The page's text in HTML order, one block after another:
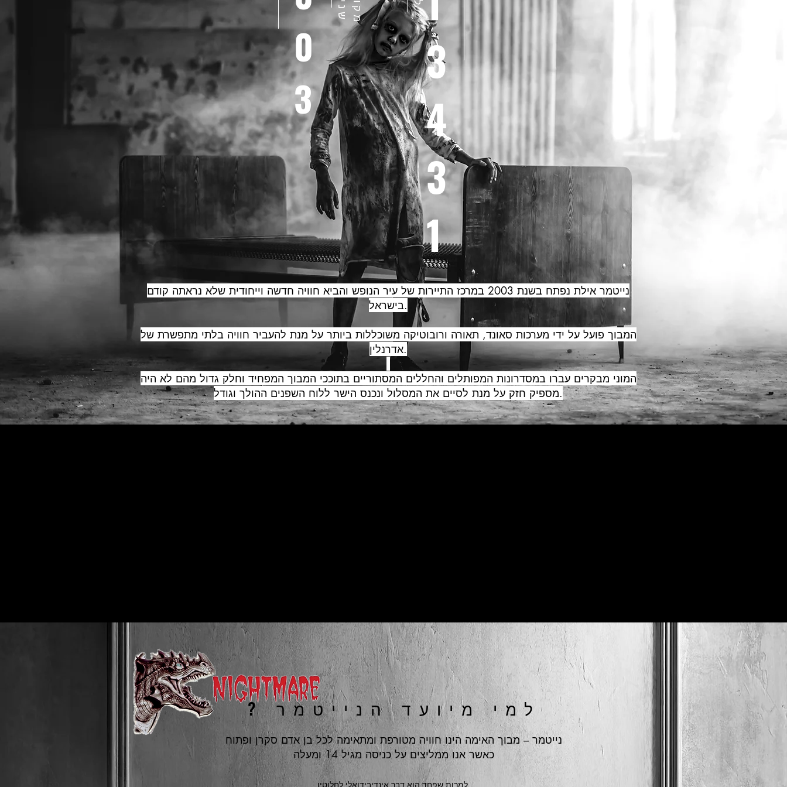
0
3
3
4
3
1
נייטמר אילת נפתח בשנת 2003 במרכז התיירות של עיר הנופש והביא חוויה חדשה וייחודית שלא נראתה קודם
בישראל.
המבוך פועל על ידי מערכות סאונד, תאורה ורובוטיקה משוכללות ביותר על מנת להעביר חוויה בלתי מתפשרת של
אדרנלין.
המוני מבקרים עברו במסדרונות המפותלים והחללים המסתוריים בתוככי המבוך המפחיד וחלק גדול מהם לא היה
מספיק חזק על מנת לסיים את המסלול ונכנס הישר ללוח השפנים ההולך וגודל.
? למי מיועד הנייטמר
נייטמר – מבוך האימה הינו חוויה מטורפת ומתאימה לכל בן אדם סקרן ופתוח
כאשר אנו ממליצים על כניסה מגיל 14 ומעלה
למרות שפחד הוא דבר אינדיבידואלי לחלוטין